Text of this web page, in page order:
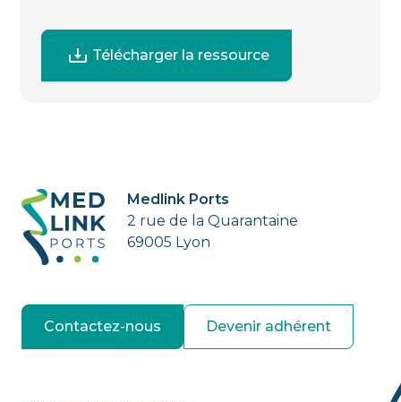
Télécharger la ressource
Medlink Ports
2 rue de la Quarantaine
69005 Lyon
Contactez-nous Devenir adhérent